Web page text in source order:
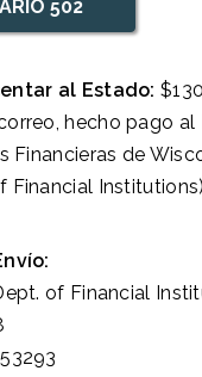
502
al Estado:
hecho pago
Financieras de
Financial
of Financial